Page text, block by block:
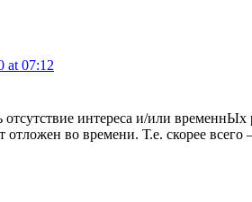
at 07:12
отсутствие интереса и/или
отложен во времени. Т.е. скорее